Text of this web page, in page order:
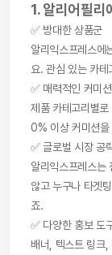
1. 알리어필리
✅ 방대한 상품군
알리익스프레스에
요. 관심 있는 카
✅ 매력적인 커미
제품 카테고리별
0% 이상 커미션을
✅ 글로벌 시장 공
알리익스프레스는
않고 누구나 타겟
죠.
✅ 다양한 홍보 도
배너, 텍스트 링크